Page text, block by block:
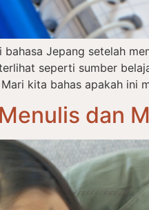
Jepang setelah
seperti sumber
kita bahas apakah
dan